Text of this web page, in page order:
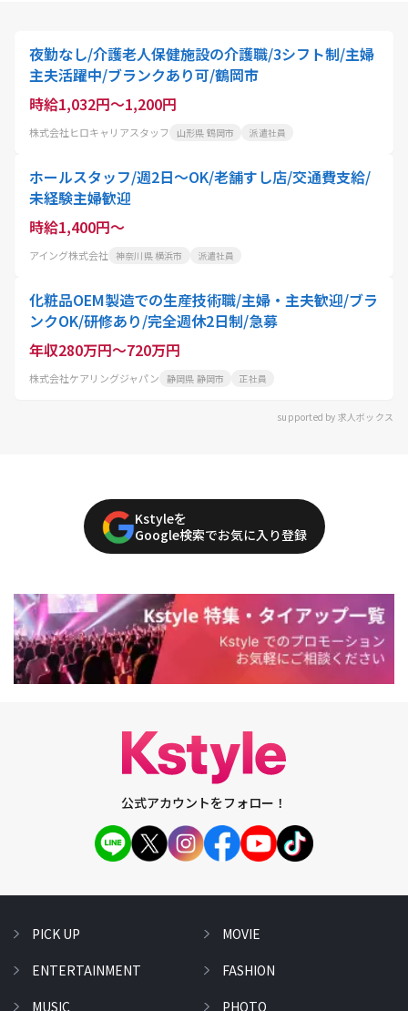
夜勤なし/介護老人保健施設の介護職/3シフト制/主婦
主夫活躍中/ブランクあり可/鶴岡市
時給1,032円～1,200円
株式会社ヒロキャリアスタッフ 山形県 鶴岡市 派遣社員
ホールスタッフ/週2日〜OK/老舗すし店/交通費支給/
未経験主婦歓迎
時給1,400円～
アイング株式会社 神奈川県 横浜市 派遣社員
化粧品OEM製造での生産技術職/主婦・主夫歓迎/ブラ
ンクOK/研修あり/完全週休2日制/急募
年収280万円～720万円
株式会社ケアリングジャパン 静岡県 静岡市 正社員
supported by 求人ボックス
Kstyleを
Google検索でお気に入り登録
公式アカウントをフォロー！
PICK UP
ENTERTAINMENT
MUSIC
MOVIE
FASHION
PHOTO